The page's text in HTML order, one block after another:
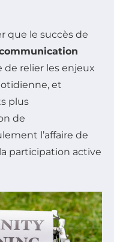
que le succès de
de relier les enjeux
et
plus
de
l’affaire de
participation active